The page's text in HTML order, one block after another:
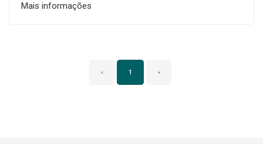
Mais informações
‹ 1 ›